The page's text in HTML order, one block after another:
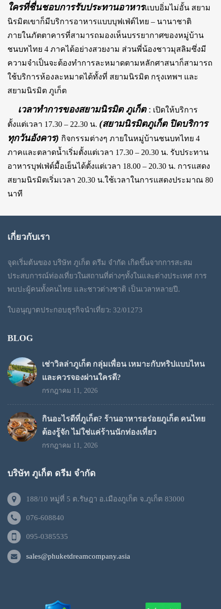
ใครที่ชื่นชอบการรับประทานอาหารแบบอิ่มไม่อั้น สยาม
นิรมิตเขาก็มีบริการอาหารแบบบุฟเฟ่ต์ไทย – นานาชาติ
ภายในภัตตาคารที่สามารถมองเห็นบรรยากาศของหมู่บ้าน
ชนบทไทย 4 ภาคได้อย่างสวยงาม ส่วนพี่น้องชาวมุสลิมซึ่งมี
ความจำเป็นจะต้องทำการละหมาดตามหลักศาสนาก็สามารถ
ใช้บริการห้องละหมาดได้ทั้งที่ สยามนิรมิต กรุงเทพฯ และ
สยามนิรมิต ภูเก็ต
เวลาทำการของสยามนิรมิต ภูเก็ต: เปิดให้บริการ
ตั้งแต่เวลา 17.30 – 22.30 น. (สยามนิรมิตภูเก็ต ปิดบริการ
ทุกวันอังคาร) กิจกรรมต่างๆ ภายในหมู่บ้านชนบทไทย 4
ภาคและตลาดน้ำเริ่มตั้งแต่เวลา 17.30 – 20.30 น. รับประทาน
อาหารบุฟเฟ่ต์มื้อเย็นได้ตั้งแต่เวลา 18.00 – 20.30 น. การแสดง
สยามนิรมิตเริ่มเวลา 20.30 น.ใช้เวลาในการแสดงประมาณ 80
นาที
เกี่ยวกับเรา
จุดเริ่มต้นของ บริษัท ภูเก็ต ดรีม จำกัด เกิดขึ้นจากการสะสม
ประสบการณ์ท่องเที่ยวในสถานที่ต่างๆทั้งในและต่างประเทศ การ
พบปะผู้คนทั้งคนไทย และชาวต่างชาติ เป็นเวลาหลายปี.
ใบอนุญาตประกอบธุรกิจนำเที่ยว: 32/01273
BLOG
เช่าวิลล่าภูเก็ต กลุ่มเพื่อน เหมาะกับทริปแบบไหน
และควรจองผ่านใครดี?
กรกฎาคม 11, 2026
กินอะไรดีที่ภูเก็ต? ร้านอาหารอร่อยภูเก็ต คนไทย
ต้องรู้จัก ไม่ใช่แค่ร้านนักท่องเที่ยว
กรกฎาคม 11, 2026
บริษัท ภูเก็ต ดรีม จำกัด
188/10 หมู่ที่ 5 ต.รัษฎา อ.เมืองภูเก็ต จ.ภูเก็ต 83000
076-608840
095-0385535
sales@phuketdreamcompany.asia